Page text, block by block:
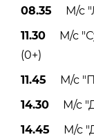
08.35 М/с
11.30 М/с
(0+)
11.45 М/с
14.30 М/с
14.45 М/с